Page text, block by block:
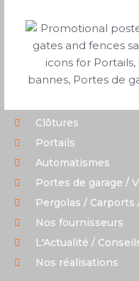
9h00-12h00 |
(Ouverture au
SERVICES
Clôtures
Portails
Automatismes
Portes de garage /
Pergolas /
Nos fournisseurs
L'Actualité /
Nos réalisations